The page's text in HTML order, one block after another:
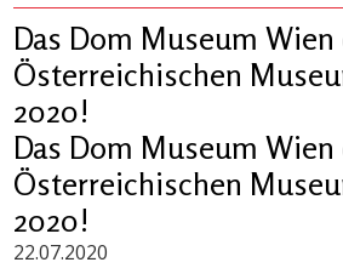
Das Dom Museum
Österreichischen
2020!
Das Dom Museum
Österreichischen
2020!
22.07.2020